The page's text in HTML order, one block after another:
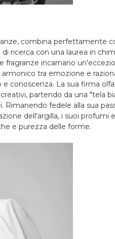
combina perfettamente
ricerca con una laurea in
fragranze incarnano
tra emozione e
conoscenza. La sua firma
partendo da una "tela
Rimanendo fedele alla sua
dell'argilla, i suoi profumi
e purezza delle forme.